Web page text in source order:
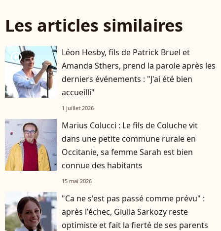
Les articles similaires
player2
Léon Hesby, fils de Patrick Bruel et
Amanda Sthers, prend la parole après les
derniers événements : "J'ai été bien
accueilli"
1 juillet 2026
Marius Colucci : Le fils de Coluche vit
dans une petite commune rurale en
Occitanie, sa femme Sarah est bien
connue des habitants
15 mai 2026
"Ca ne s'est pas passé comme prévu" :
après l'échec, Giulia Sarkozy reste
optimiste et fait la fierté de ses parents